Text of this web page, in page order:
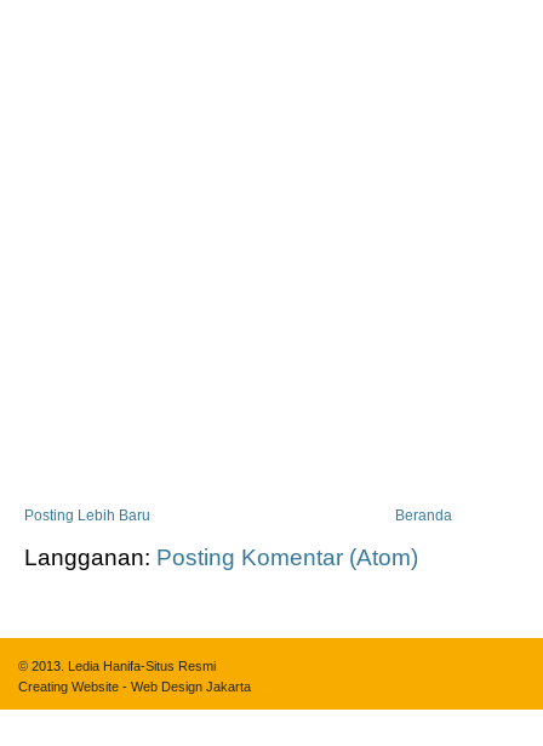
Posting Lebih Baru Beranda
Langganan: Posting Komentar (Atom)
© 2013. Ledia Hanifa-Situs Resmi
Creating Website - Web Design Jakarta